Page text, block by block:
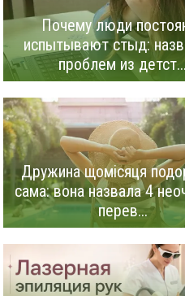
Почему люди
испытывают стыд:
проблем из детст...
Дружина щомісяця
сама: вона назвала 4
перев...